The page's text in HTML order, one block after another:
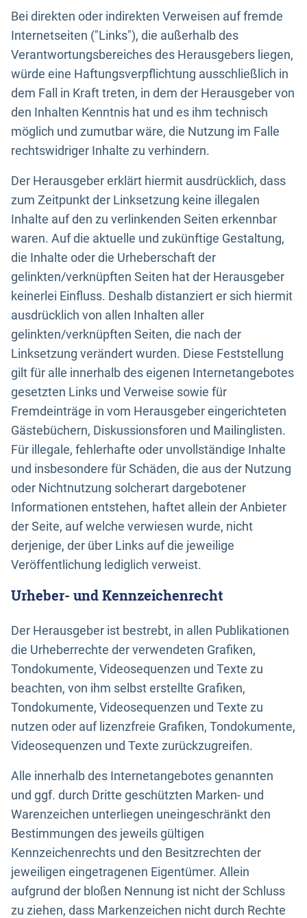
Bei direkten oder indirekten Verweisen auf fremde
Internetseiten ("Links"), die außerhalb des
Verantwortungsbereiches des Herausgebers liegen,
würde eine Haftungsverpflichtung ausschließlich in
dem Fall in Kraft treten, in dem der Herausgeber von
den Inhalten Kenntnis hat und es ihm technisch
möglich und zumutbar wäre, die Nutzung im Falle
rechtswidriger Inhalte zu verhindern.
Der Herausgeber erklärt hiermit ausdrücklich, dass
zum Zeitpunkt der Linksetzung keine illegalen
Inhalte auf den zu verlinkenden Seiten erkennbar
waren. Auf die aktuelle und zukünftige Gestaltung,
die Inhalte oder die Urheberschaft der
gelinkten/verknüpften Seiten hat der Herausgeber
keinerlei Einfluss. Deshalb distanziert er sich hiermit
ausdrücklich von allen Inhalten aller
gelinkten/verknüpften Seiten, die nach der
Linksetzung verändert wurden. Diese Feststellung
gilt für alle innerhalb des eigenen Internetangebotes
gesetzten Links und Verweise sowie für
Fremdeinträge in vom Herausgeber eingerichteten
Gästebüchern, Diskussionsforen und Mailinglisten.
Für illegale, fehlerhafte oder unvollständige Inhalte
und insbesondere für Schäden, die aus der Nutzung
oder Nichtnutzung solcherart dargebotener
Informationen entstehen, haftet allein der Anbieter
der Seite, auf welche verwiesen wurde, nicht
derjenige, der über Links auf die jeweilige
Veröffentlichung lediglich verweist.
Urheber- und Kennzeichenrecht
Der Herausgeber ist bestrebt, in allen Publikationen
die Urheberrechte der verwendeten Grafiken,
Tondokumente, Videosequenzen und Texte zu
beachten, von ihm selbst erstellte Grafiken,
Tondokumente, Videosequenzen und Texte zu
nutzen oder auf lizenzfreie Grafiken, Tondokumente,
Videosequenzen und Texte zurückzugreifen.
Alle innerhalb des Internetangebotes genannten
und ggf. durch Dritte geschützten Marken- und
Warenzeichen unterliegen uneingeschränkt den
Bestimmungen des jeweils gültigen
Kennzeichenrechts und den Besitzrechten der
jeweiligen eingetragenen Eigentümer. Allein
aufgrund der bloßen Nennung ist nicht der Schluss
zu ziehen, dass Markenzeichen nicht durch Rechte